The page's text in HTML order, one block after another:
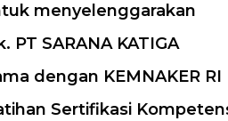
menyelenggarakan
PT SARANA KATIGA
dengan KEMNAKER RI
Sertifikasi